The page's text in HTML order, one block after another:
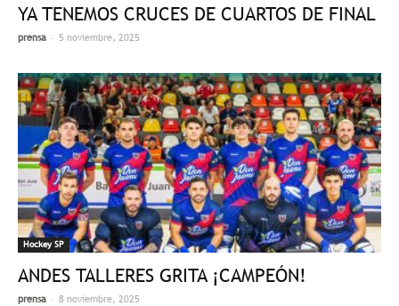
YA TENEMOS CRUCES DE CUARTOS DE FINAL
prensa - 5 noviembre, 2025
Hockey SP
ANDES TALLERES GRITA ¡CAMPEÓN!
prensa - 8 noviembre, 2025